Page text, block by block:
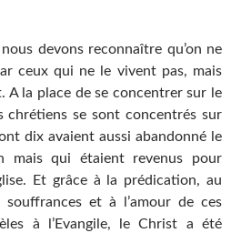
devons reconnaître qu’on ne
ceux qui ne le vivent pas, mais
A la place de se concentrer sur le
chrétiens se sont concentrés sur
dix avaient aussi abandonné le
mais qui étaient revenus pour
Et grâce à la prédication, au
et à l’amour de ces
à l’Evangile, le Christ a été